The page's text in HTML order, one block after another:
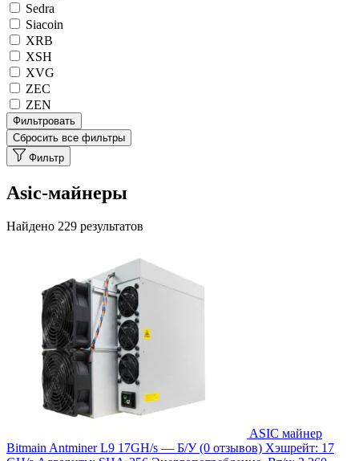
Sedra
Siacoin
XRB
XSH
XVG
ZEC
ZEN
Фильтровать
Сбросить все фильтры
Фильтр
Asic-майнеры
Найдено 229 результатов
ASIC майнер
Bitmain Antminer L9 17GH/s — Б/У (0 отзывов) Хэшрейт: 17